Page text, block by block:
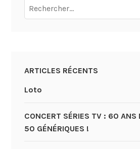
ARTICLES RÉCENTS
Loto
CONCERT SÉRIES TV : 60 ANS
50 GÉNÉRIQUES !